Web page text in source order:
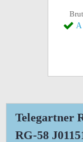
A
Telegartner
RG-58